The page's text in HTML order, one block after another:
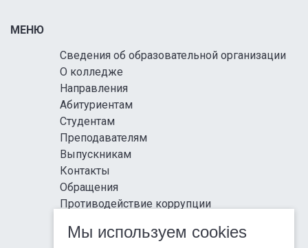
МЕНЮ
Сведения об образовательной организации
О колледже
Направления
Абитуриентам
Студентам
Преподавателям
Выпускникам
Контакты
Обращения
Противодействие коррупции
Антитеррористическая защищенность
Мы используем cookies